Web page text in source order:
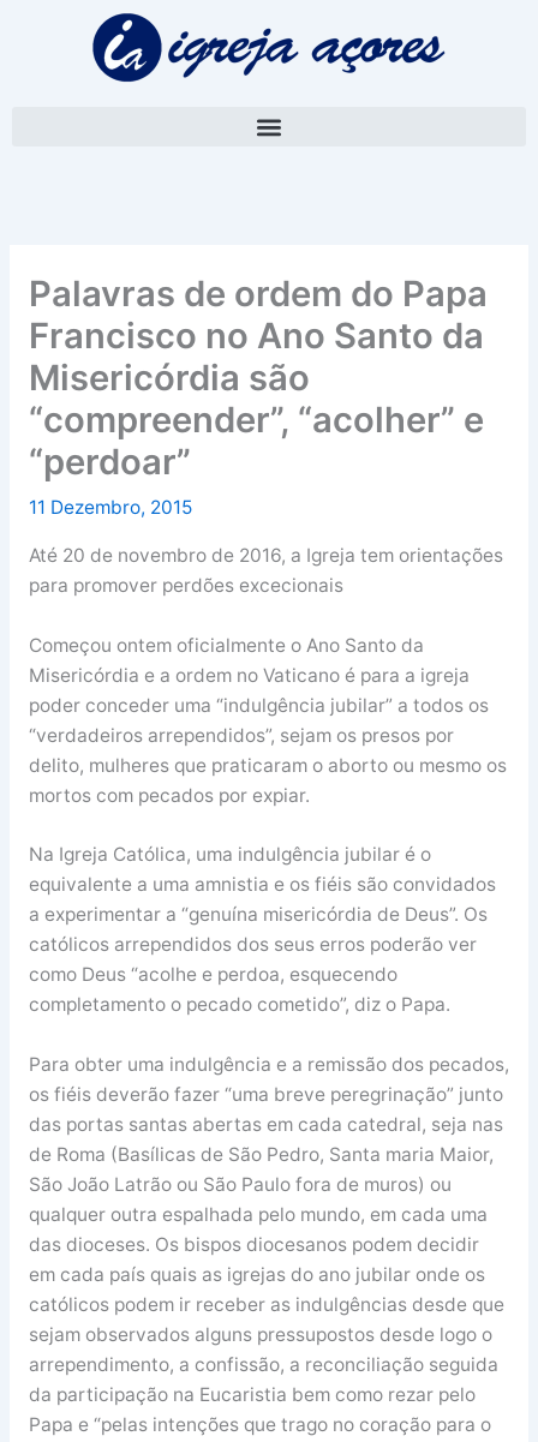
Palavras de ordem do Papa
Francisco no Ano Santo da
Misericórdia são
“compreender”, “acolher” e
“perdoar”
11 Dezembro, 2015
Até 20 de novembro de 2016, a Igreja tem orientações
para promover perdões excecionais
Começou ontem oficialmente o Ano Santo da
Misericórdia e a ordem no Vaticano é para a igreja
poder conceder uma “indulgência jubilar” a todos os
“verdadeiros arrependidos”, sejam os presos por
delito, mulheres que praticaram o aborto ou mesmo os
mortos com pecados por expiar.
Na Igreja Católica, uma indulgência jubilar é o
equivalente a uma amnistia e os fiéis são convidados
a experimentar a “genuína misericórdia de Deus”. Os
católicos arrependidos dos seus erros poderão ver
como Deus “acolhe e perdoa, esquecendo
completamento o pecado cometido”, diz o Papa.
Para obter uma indulgência e a remissão dos pecados,
os fiéis deverão fazer “uma breve peregrinação” junto
das portas santas abertas em cada catedral, seja nas
de Roma (Basílicas de São Pedro, Santa maria Maior,
São João Latrão ou São Paulo fora de muros) ou
qualquer outra espalhada pelo mundo, em cada uma
das dioceses. Os bispos diocesanos podem decidir
em cada país quais as igrejas do ano jubilar onde os
católicos podem ir receber as indulgências desde que
sejam observados alguns pressupostos desde logo o
arrependimento, a confissão, a reconciliação seguida
da participação na Eucaristia bem como rezar pelo
Papa e “pelas intenções que trago no coração para o